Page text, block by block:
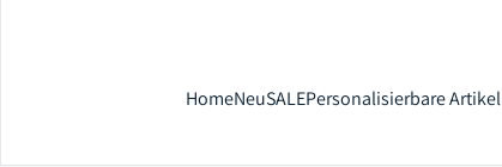
HomeNeuSALEPersonalisierbare Artikel